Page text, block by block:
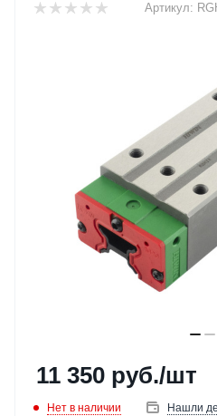
Артикул:
11 350 руб./шт
Нет в наличии Нашли